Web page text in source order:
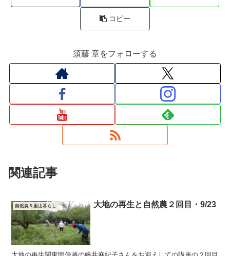
コピー
須藤 章をフォローする
関連記事
自然農＆里山暮らし 大地の再生と自然農２回目・9/23